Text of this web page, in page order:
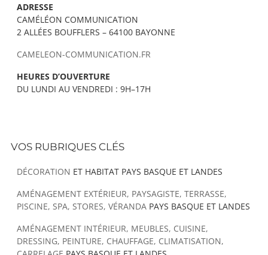
ADRESSE
CAMÉLÉON COMMUNICATION
2 ALLÉES BOUFFLERS – 64100 BAYONNE
CAMELEON-COMMUNICATION.FR
HEURES D’OUVERTURE
DU LUNDI AU VENDREDI : 9H–17H
VOS RUBRIQUES CLÉS
DÉCORATION ET HABITAT PAYS BASQUE ET LANDES
AMÉNAGEMENT EXTÉRIEUR, PAYSAGISTE, TERRASSE,
PISCINE, SPA, STORES, VÉRANDA PAYS BASQUE ET LANDES
AMÉNAGEMENT INTÉRIEUR, MEUBLES, CUISINE,
DRESSING, PEINTURE, CHAUFFAGE, CLIMATISATION,